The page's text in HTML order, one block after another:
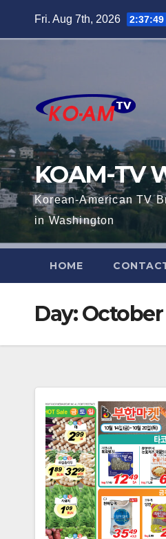
Fri. Aug 7th, 2026 2:37:49
KOAM-TV
Korean-American TV
in Washington
HOME
Day:October